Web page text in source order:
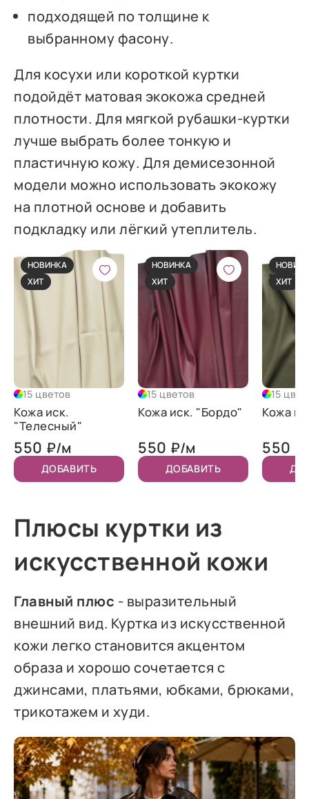
подходящей по толщине к
выбранному фасону.
Для косухи или короткой куртки
подойдёт матовая экокожа средней
плотности. Для мягкой рубашки-куртки
лучше выбрать более тонкую и
пластичную кожу. Для демисезонной
модели можно использовать экокожу
на плотной основе и добавить
подкладку или лёгкий утеплитель.
НОВИНКА
ХИТ
15 цветов
Кожа иск.
"Телесный"
550 ₽/м
ДОБАВИТЬ
НОВИНКА
ХИТ
15 цветов
Кожа иск. "Бордо"
550 ₽/м
ДОБАВИТЬ
ХИТ
15
Кожа
550
Плюсы куртки из
искусственной кожи
Главный плюс - выразительный
внешний вид. Куртка из искусственной
кожи легко становится акцентом
образа и хорошо сочетается с
джинсами, платьями, юбками, брюками,
трикотажем и худи.